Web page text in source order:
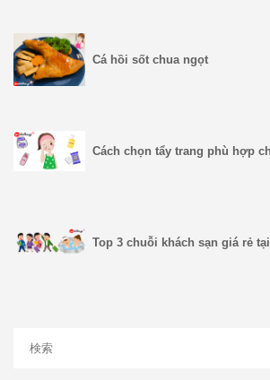
Cá hồi sốt chua ngọt
Cách chọn tẩy trang phù hợp
Top 3 chuỗi khách sạn giá rẻ